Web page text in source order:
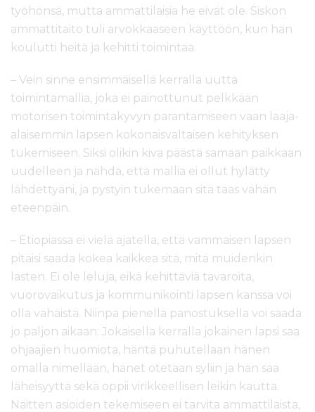
työhönsä, mutta ammattilaisia he eivät ole. Siskon
ammattitaito tuli arvokkaaseen käyttöön, kun hän
koulutti heitä ja kehitti toimintaa.
– Vein sinne ensimmäisellä kerralla uutta
toimintamallia, joka ei painottunut pelkkään
motorisen toimintakyvyn parantamiseen vaan laaja-
alaisemmin lapsen kokonaisvaltaisen kehityksen
tukemiseen. Siksi olikin kiva päästä samaan paikkaan
uudelleen ja nähdä, että mallia ei ollut hylätty
lähdettyäni, ja pystyin tukemaan sitä taas vähän
eteenpäin.
– Etiopiassa ei vielä ajatella, että vammaisen lapsen
pitäisi saada kokea kaikkea sitä, mitä muidenkin
lasten. Ei ole leluja, eikä kehittäviä tavaroita,
vuorovaikutus ja kommunikointi lapsen kanssa voi
olla vähäistä. Niinpä pienellä panostuksella voi saada
jo paljon aikaan: Jokaisella kerralla jokainen lapsi saa
ohjaajien huomiota, häntä puhutellaan hänen
omalla nimellään, hänet otetaan syliin ja hän saa
läheisyyttä sekä oppii virikkeellisen leikin kautta.
Näitten asioiden tekemiseen ei tarvita ammattilaista,